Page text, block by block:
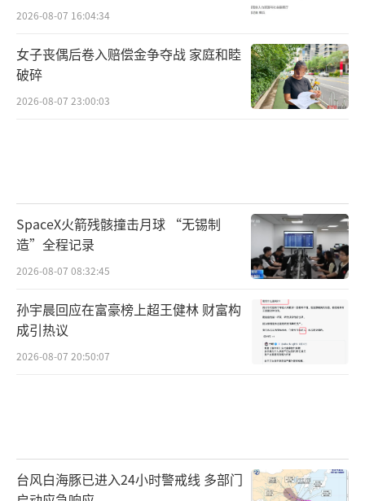
7月24日，杭州市公安局官网发布警方通报
称，案件取得重大突破，失踪女子已经遇害，
其丈夫有重大作案嫌疑，现已被江干分局依法
>>>律师说法
丈夫杀妻即使找不到尸骸，有其他证据也
可定罪
“定罪量刑的依据之一是事实清楚、证据
充分，尸骸虽是受害者遇害的重要证据，但是
罪。”
2026-08-07 16:04:34
女子丧偶后卷入赔偿金争夺战 家庭和睦
破碎
2026-08-07 23:00:03
SpaceX火箭残骸撞击月球 “无锡制
造”全程记录
2026-08-07 08:32:45
孙宇晨回应在富豪榜上超王健林 财富构
成引热议
2026-08-07 20:50:07
台风白海豚已进入24小时警戒线 多部门